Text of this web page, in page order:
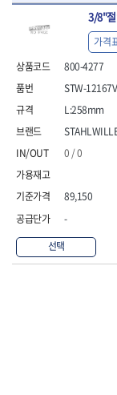
- 방폭드라이버
- 방폭펀치
- 절연포지비트소
철공공구
- 볼트커터
- 항공가위
- 클램프
- 망치
- 함마망치
- 도끼
- 판금망치
- 나일론무반동망
3/8"절
800-4277
0 / 0
89,150
-
선택
STW-
L:258mm
가격